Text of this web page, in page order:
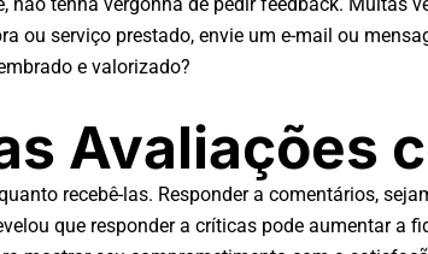
ou serviço prestado, envie um e-mail ou
e valorizado?
Avaliações
recebê-las. Responder a comentários,
que responder a críticas pode aumentar